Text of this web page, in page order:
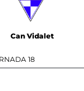
Can Vidalet
18